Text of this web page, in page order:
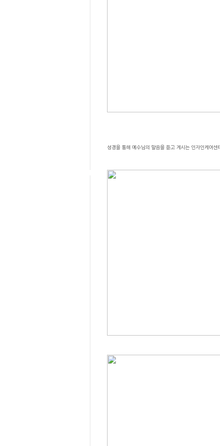
성경을 통해 예수님의 말씀을 듣고 계시는 인자인케어센